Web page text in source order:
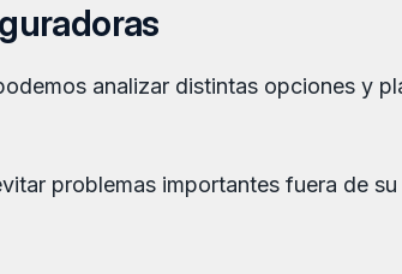
analizar distintas opciones y
problemas importantes fuera de